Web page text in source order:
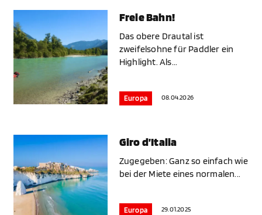
Freie Bahn!
Das obere Drautal ist
zweifelsohne für Paddler ein
Highlight. Als...
Europa 08.04.2026
Giro d’Italia
Zugegeben: Ganz so einfach wie
bei der Miete eines normalen...
Europa 29.01.2025